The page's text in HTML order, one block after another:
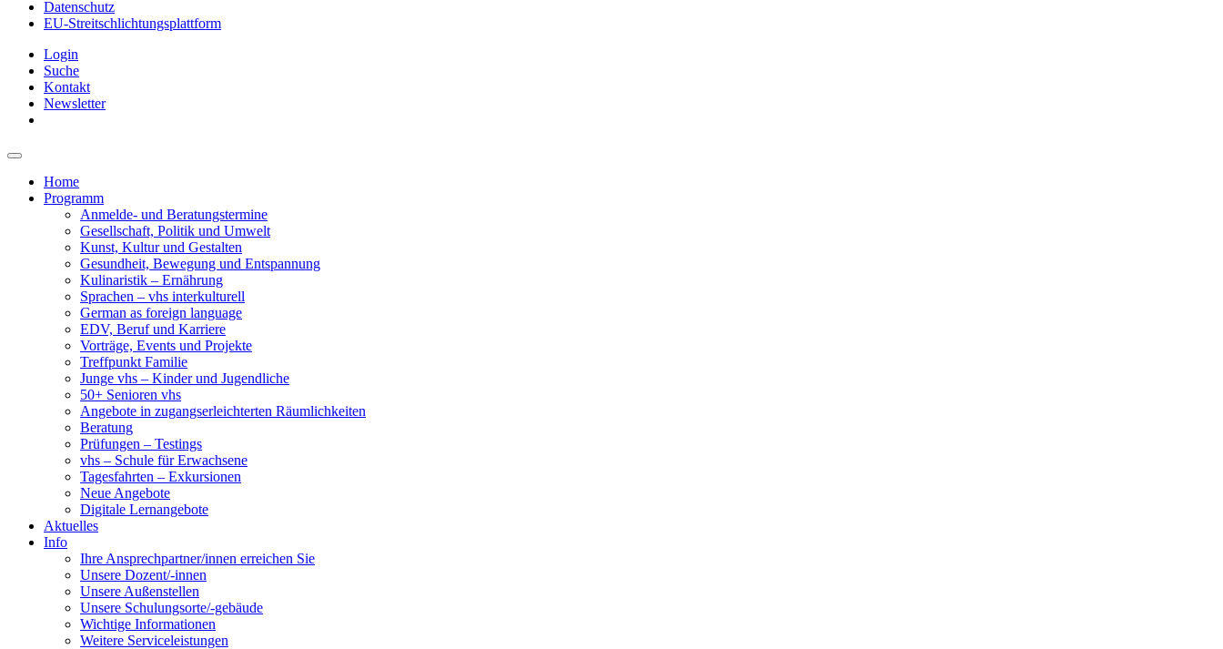
Datenschutz
EU-Streitschlichtungsplattform
Login
Suche
Kontakt
Newsletter
Home
Programm
Anmelde- und Beratungstermine
Gesellschaft, Politik und Umwelt
Kunst, Kultur und Gestalten
Gesundheit, Bewegung und Entspannung
Kulinaristik – Ernährung
Sprachen – vhs interkulturell
German as foreign language
EDV, Beruf und Karriere
Vorträge, Events und Projekte
Treffpunkt Familie
Junge vhs – Kinder und Jugendliche
50+ Senioren vhs
Angebote in zugangserleichterten Räumlichkeiten
Beratung
Prüfungen – Testings
vhs – Schule für Erwachsene
Tagesfahrten – Exkursionen
Neue Angebote
Digitale Lernangebote
Aktuelles
Info
Ihre Ansprechpartner/innen erreichen Sie
Unsere Dozent/-innen
Unsere Außenstellen
Unsere Schulungsorte/-gebäude
Wichtige Informationen
Weitere Serviceleistungen